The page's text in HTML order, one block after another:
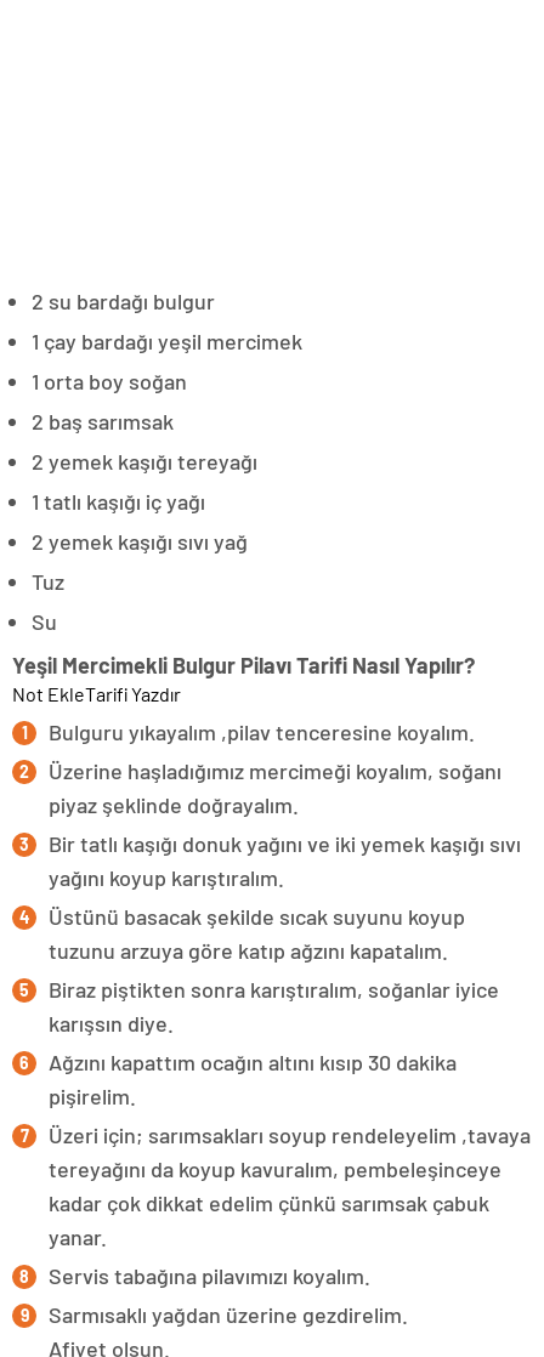
2 su bardağı bulgur
1 çay bardağı yeşil mercimek
1 orta boy soğan
2 baş sarımsak
2 yemek kaşığı tereyağı
1 tatlı kaşığı iç yağı
2 yemek kaşığı sıvı yağ
Tuz
Su
Yeşil Mercimekli Bulgur Pilavı Tarifi Nasıl Yapılır?
Not EkleTarifi Yazdır
Bulguru yıkayalım ,pilav tenceresine koyalım.
Üzerine haşladığımız mercimeği koyalım, soğanı
piyaz şeklinde doğrayalım.
Bir tatlı kaşığı donuk yağını ve iki yemek kaşığı sıvı
yağını koyup karıştıralım.
Üstünü basacak şekilde sıcak suyunu koyup
tuzunu arzuya göre katıp ağzını kapatalım.
Biraz piştikten sonra karıştıralım, soğanlar iyice
karışsın diye.
Ağzını kapattım ocağın altını kısıp 30 dakika
pişirelim.
Üzeri için; sarımsakları soyup rendeleyelim ,tavaya
tereyağını da koyup kavuralım, pembeleşinceye
kadar çok dikkat edelim çünkü sarımsak çabuk
yanar.
Servis tabağına pilavımızı koyalım.
Sarmısaklı yağdan üzerine gezdirelim.
Afiyet olsun.